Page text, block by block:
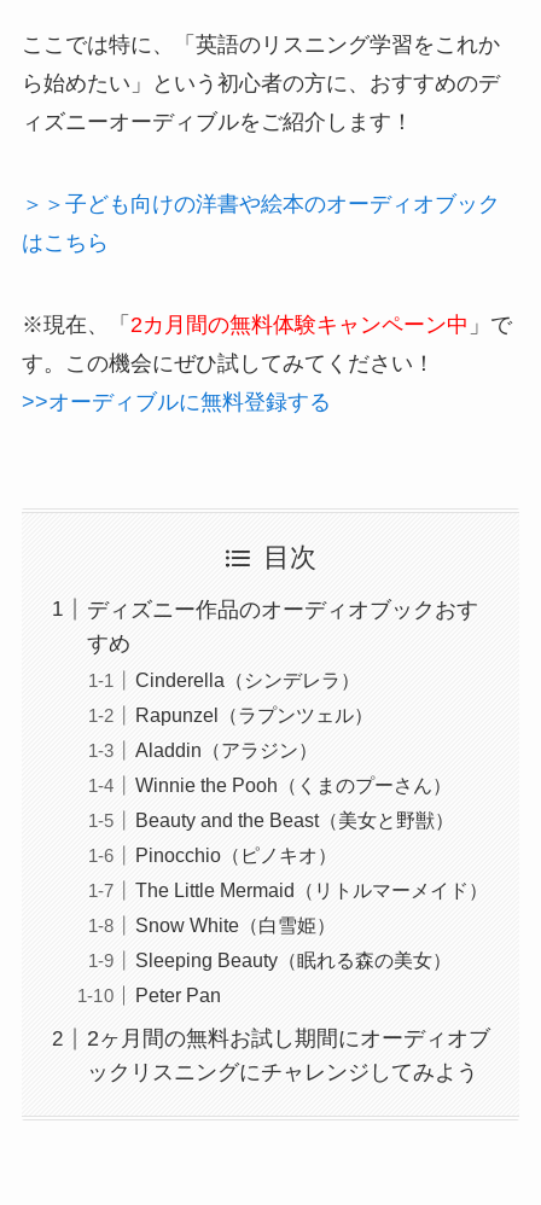
ここでは特に、
「英語のリスニング学習をこれか
ら始めたい」という初心者の方に、おすすめのデ
ィズニーオーディブルをご紹介します！
＞＞子ども向けの洋書や絵本のオーディオブック
はこちら
※現在、「 2カ月間の無料体験キャンペーン中 」で
す。この機会にぜひ試してみてください！
>>オーディブルに無料登録する
目次
ディズニー作品のオーディオブックおす
すめ
Cinderella（シンデレラ）
Rapunzel（ラプンツェル）
Aladdin（アラジン）
Winnie the Pooh（くまのプーさん）
Beauty and the Beast（美女と野獣）
Pinocchio（ピノキオ）
The Little Mermaid（リトルマーメイド）
Snow White（白雪姫）
Sleeping Beauty（眠れる森の美女）
Peter Pan
2ヶ月間の無料お試し期間にオーディオブ
ックリスニングにチャレンジしてみよう